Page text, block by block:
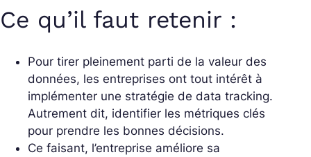
Ce qu’il faut retenir :
Pour tirer pleinement parti de la valeur des
données, les entreprises ont tout intérêt à
implémenter une stratégie de data tracking.
Autrement dit, identifier les métriques clés
pour prendre les bonnes décisions.
Ce faisant, l’entreprise améliore sa